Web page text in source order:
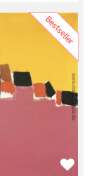
Bestseller